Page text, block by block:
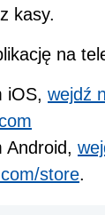
kasy.
na
iOS, wejdź
Android,
store.